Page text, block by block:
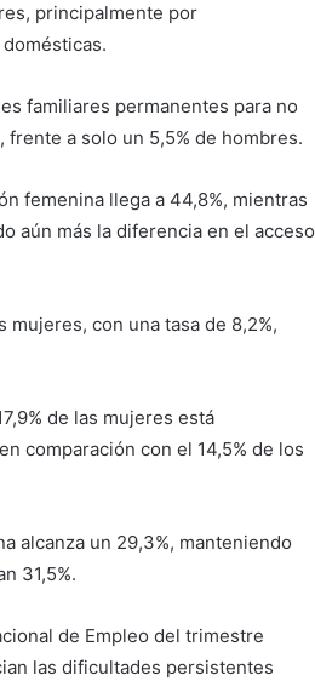
principalmente por
familiares permanentes para no
a solo un 5,5% de hombres.
femenina llega a 44,8%, mientras
aún más la diferencia en el acceso
mujeres, con una tasa de 8,2%,
de las mujeres está
comparación con el 14,5% de los
alcanza un 29,3%, manteniendo
31,5%.
de Empleo del trimestre
las dificultades persistentes